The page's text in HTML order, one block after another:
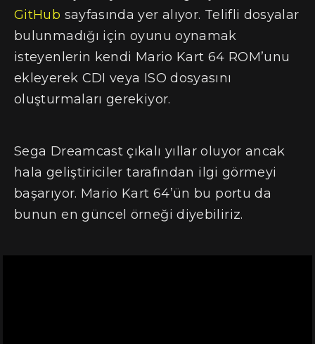
GitHub sayfasında yer alıyor. Telifli dosyalar
bulunmadığı için oyunu oynamak
isteyenlerin kendi Mario Kart 64 ROM’unu
ekleyerek CDI veya ISO dosyasını
oluşturmaları gerekiyor.
Sega Dreamcast çıkalı yıllar oluyor ancak
hala geliştiriciler tarafından ilgi görmeyi
başarıyor. Mario Kart 64’ün bu portu da
bunun en güncel örneği diyebiliriz.